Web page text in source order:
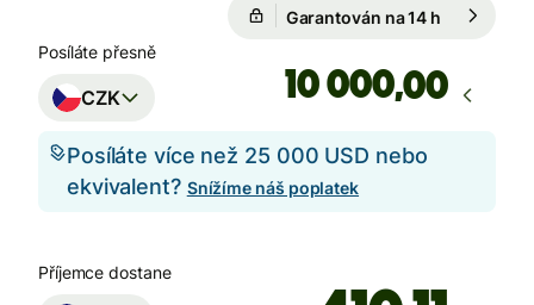
Garantován na 14 h
Posíláte přesně
CZK ,00
Posíláte více než 25 000 USD nebo
ekvivalent? Snížíme náš poplatek
Příjemce dostane